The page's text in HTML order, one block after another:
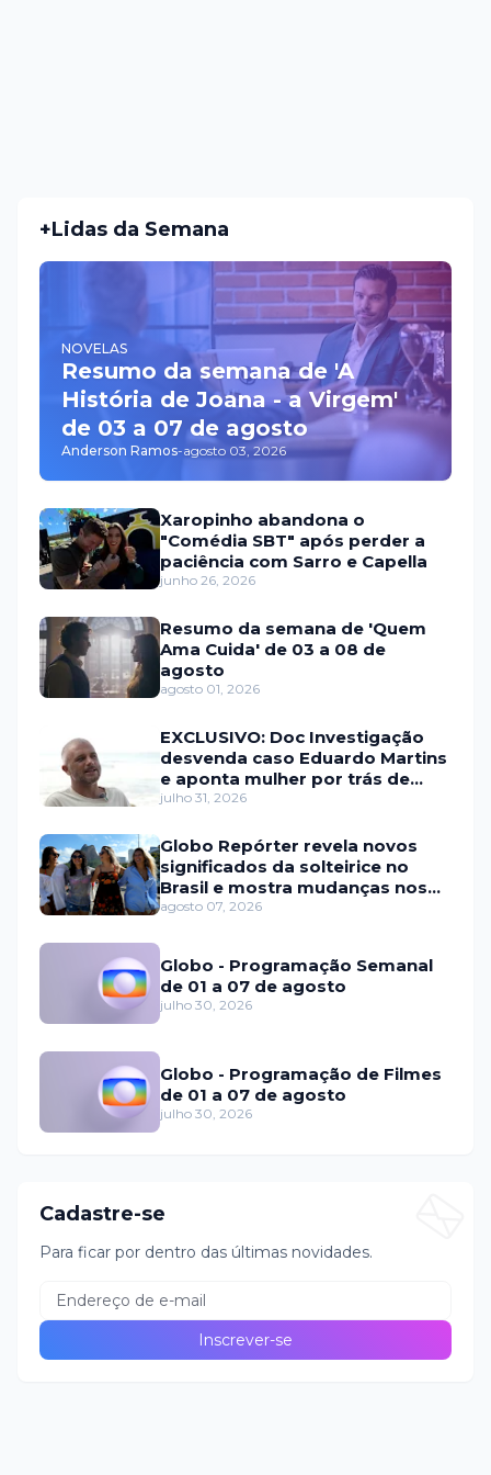
+Lidas da Semana
NOVELAS
Resumo da semana de 'A
História de Joana - a Virgem'
de 03 a 07 de agosto
Anderson Ramos-agosto 03, 2026
Xaropinho abandona o
"Comédia SBT" após perder a
paciência com Sarro e Capella
junho 26, 2026
Resumo da semana de 'Quem
Ama Cuida' de 03 a 08 de
agosto
agosto 01, 2026
EXCLUSIVO: Doc Investigação
desvenda caso Eduardo Martins
e aponta mulher por trás de
fraude internacional
julho 31, 2026
Globo Repórter revela novos
significados da solteirice no
Brasil e mostra mudanças nos
relacionamentos
agosto 07, 2026
Globo - Programação Semanal
de 01 a 07 de agosto
julho 30, 2026
Globo - Programação de Filmes
de 01 a 07 de agosto
julho 30, 2026
Cadastre-se
Para ficar por dentro das últimas novidades.